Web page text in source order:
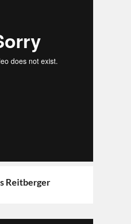
Reitberger